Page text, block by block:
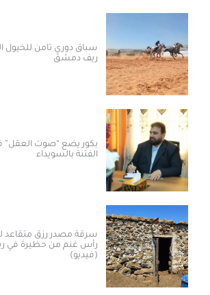
سباق دوري ثامن للخيول العربية
ريف دمشق
بكور يضع “صوت العقل” في مواجهة
الفتنة بالسويداء
رأس غنم من حظيرة في ريف القنيطرة
(فيديو)